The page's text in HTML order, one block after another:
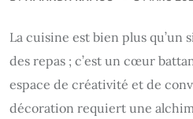
La cuisine est bien plus qu’un
des repas ; c’est un cœur
espace de créativité et de
décoration requiert une